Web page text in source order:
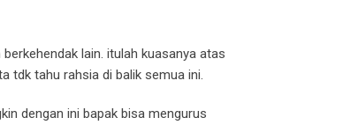
lain. itulah kuasanya atas
tdk tahu rahsia di balik semua ini.
dengan ini bapak bisa mengurus